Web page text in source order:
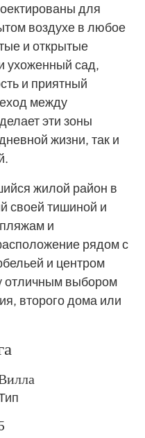
для
воздухе в любое
и открытые
ухоженный сад,
и приятный
между
эти зоны
жизни, так и
жилой район в
своей тишиной и
и
рядом с
и центром
отличным выбором
второго дома или